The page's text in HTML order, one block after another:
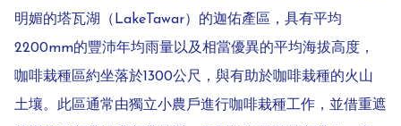
明媚的塔瓦湖（LakeTawar）的迦佑產區，具有平均
2200mm的豐沛年均雨量以及相當優異的平均海拔高度，
咖啡栽種區約坐落於1300公尺，與有助於咖啡栽種的火山
土壤。此區通常由獨立小農戶進行咖啡栽種工作，並借重遮